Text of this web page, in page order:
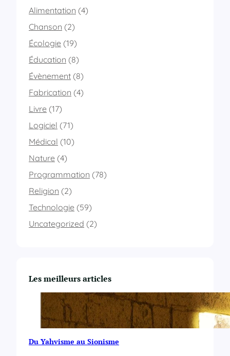
Alimentation (4)
Chanson (2)
Écologie (19)
Éducation (8)
Évènement (8)
Fabrication (4)
Livre (17)
Logiciel (71)
Médical (10)
Nature (4)
Programmation (78)
Religion (2)
Technologie (59)
Uncategorized (2)
Les meilleurs articles
Du Yahvisme au Sionisme